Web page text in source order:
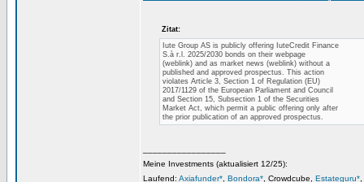
Zitat:
Iute Group AS is publicly offering IuteCredit Finance
S.à r.l. 2025/2030 bonds on their webpage
(weblink) and as market news (weblink) without a
published and approved prospectus. This action
violates Article 3, Section 1 of Regulation (EU)
2017/1129 of the European Parliament and Council
and Section 15, Subsection 1 of the Securities
Market Act, which permit a public offering only after
the prior publication of an approved prospectus.
Meine Investments (aktualisiert 12/25):
Laufend: Axiafunder* Bondora* , Crowdcube, Estateguru*